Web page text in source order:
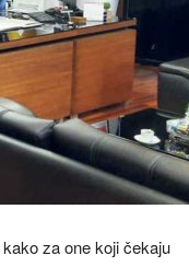
za one koji čekaju